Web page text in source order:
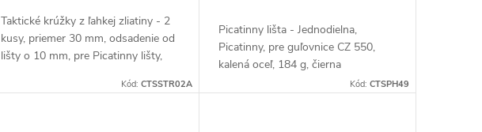
Taktické krúžky z ľahkej zliatiny - 2
kusy, priemer 30 mm, odsadenie od
lišty o 10 mm, pre Picatinny lišty,
71 g/kus, čierne
Kód: CTSSTR02A
Picatinny lišta - Jednodielna,
Picatinny, pre guľovnice CZ 550,
kalená oceľ, 184 g, čierna
Kód: CTSPH49